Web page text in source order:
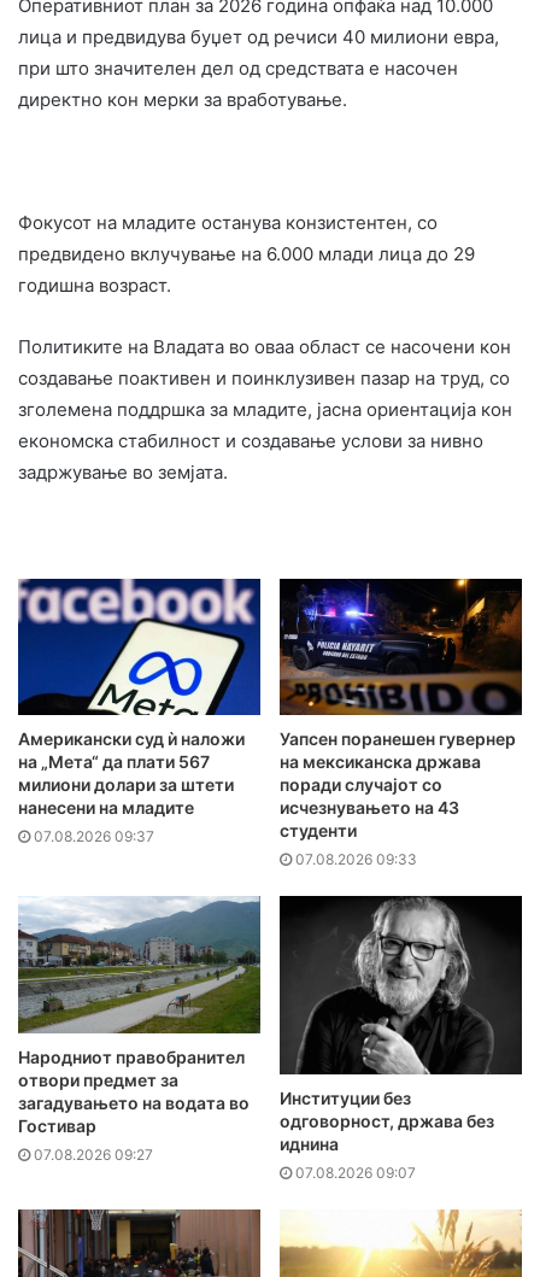
Оперативниот план за 2026 година опфаќа над 10.000
лица и предвидува буџет од речиси 40 милиони евра,
при што значителен дел од средствата е насочен
директно кон мерки за вработување.
Фокусот на младите останува конзистентен, со
предвидено вклучување на 6.000 млади лица до 29
годишна возраст.
Политиките на Владата во оваа област се насочени кон
создавање поактивен и поинклузивен пазар на труд, со
зголемена поддршка за младите, јасна ориентација кон
економска стабилност и создавање услови за нивно
задржување во земјата.
Американски суд ѝ наложи
на „Мета“ да плати 567
милиони долари за штети
нанесени на младите
07.08.2026 09:37
Уапсен поранешен гувернер
на мексиканска држава
поради случајот со
исчезнувањето на 43
студенти
07.08.2026 09:33
Народниот правобранител
отвори предмет за
загадувањето на водата во
Гостивар
07.08.2026 09:27
Институции без
одговорност, држава без
иднина
07.08.2026 09:07